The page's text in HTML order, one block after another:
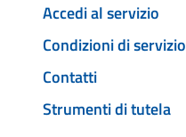
Accedi al servizio
Condizioni di servizio
Contatti
Strumenti di tutela